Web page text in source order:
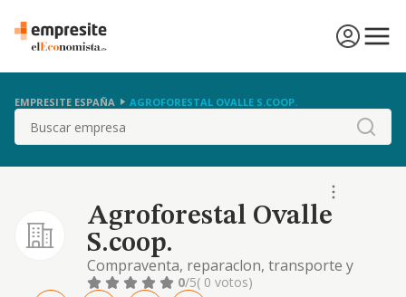
EMPRESITE ESPAÑA AGROFORESTAL OVALLE S.COOP.
Buscar
Agroforestal Ovalle
S.coop.
Compraventa, reparaclon, transporte y
distribuclon de vehiculos ciclomotores de
0/5( 0 votos)